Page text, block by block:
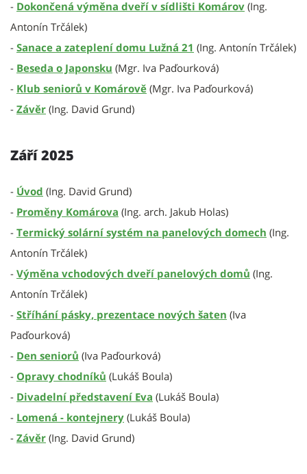
- Dokončená výměna dveří v sídlišti Komárov (Ing.
Antonín Trčálek)
- Sanace a zateplení domu Lužná 21 (Ing. Antonín Trčálek)
- Beseda o Japonsku (Mgr. Iva Paďourková)
- Klub seniorů v Komárově (Mgr. Iva Paďourková)
- Závěr (Ing. David Grund)
Září 2025
- Úvod (Ing. David Grund)
- Proměny Komárova (Ing. arch. Jakub Holas)
- Termický solární systém na panelových domech (Ing.
Antonín Trčálek)
- Výměna vchodových dveří panelových domů (Ing.
Antonín Trčálek)
- Stříhání pásky, prezentace nových šaten (Iva
Paďourková)
- Den seniorů (Iva Paďourková)
- Opravy chodníků (Lukáš Boula)
- Divadelní představení Eva (Lukáš Boula)
- Lomená - kontejnery (Lukáš Boula)
- Závěr (Ing. David Grund)